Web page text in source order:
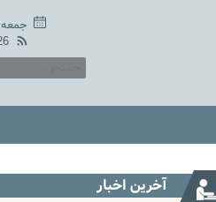
جمعه ۱۶ مرداد ۱۴۰۵
آخرین اخبار